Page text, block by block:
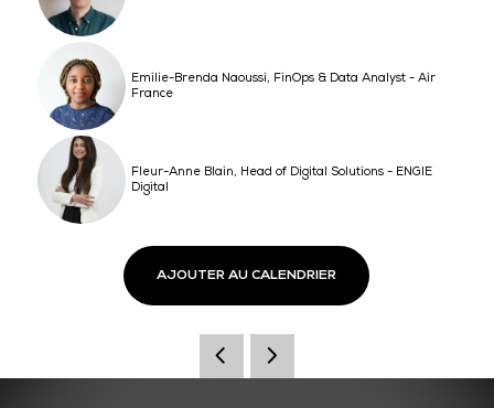
Emilie-Brenda Naoussi, FinOps & Data Analyst - Air
France
Fleur-Anne Blain, Head of Digital Solutions - ENGIE
Digital
AJOUTER AU CALENDRIER